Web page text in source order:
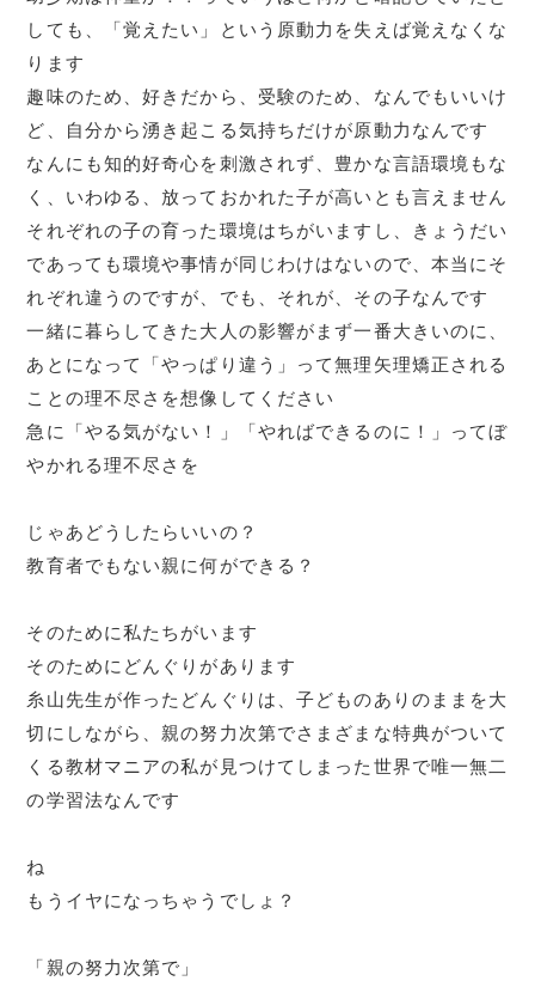
しても、「覚えたい」という原動力を失えば覚えなくな
ります
趣味のため、好きだから、受験のため、なんでもいいけ
ど、自分から湧き起こる気持ちだけが原動力なんです
なんにも知的好奇心を刺激されず、豊かな言語環境もな
く、いわゆる、放っておかれた子が高いとも言えません
それぞれの子の育った環境はちがいますし、きょうだい
であっても環境や事情が同じわけはないので、本当にそ
れぞれ違うのですが、でも、それが、その子なんです
一緒に暮らしてきた大人の影響がまず一番大きいのに、
あとになって「やっぱり違う」って無理矢理矯正される
ことの理不尽さを想像してください
急に「やる気がない！」「やればできるのに！」ってぼ
やかれる理不尽さを
じゃあどうしたらいいの？
教育者でもない親に何ができる？
そのために私たちがいます
そのためにどんぐりがあります
糸山先生が作ったどんぐりは、子どものありのままを大
切にしながら、親の努力次第でさまざまな特典がついて
くる教材マニアの私が見つけてしまった世界で唯一無二
の学習法なんです
ね
もうイヤになっちゃうでしょ？
「親の努力次第で」